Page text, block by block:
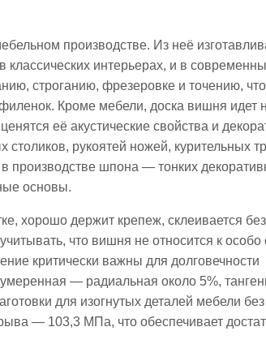
производстве. Из неё
интерьерах, и в
строганию, фрезеровке и точению,
Кроме мебели, доска вишня идет
её акустические свойства и
рукоятей ножей, курительных
производстве шпона — тонких
основы.​
хорошо держит крепеж, склеивается
что вишня не относится к особо
критически важны для долговечности
— радиальная около 5%,
для изогнутых деталей мебели без
— 103,3 МПа, что обеспечивает